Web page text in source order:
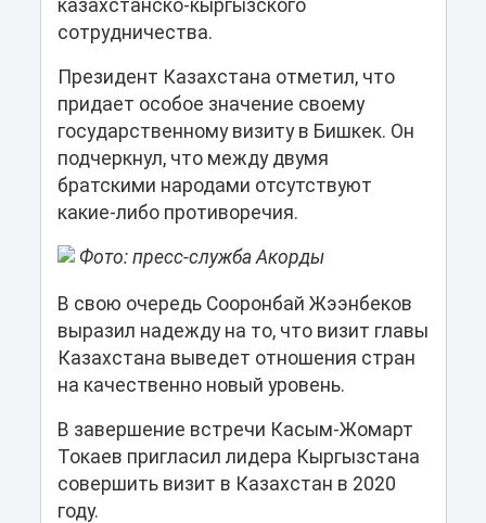
казахстанско-кыргызского
сотрудничества.
Президент Казахстана отметил, что
придает особое значение своему
государственному визиту в Бишкек. Он
подчеркнул, что между двумя
братскими народами отсутствуют
какие-либо противоречия.
Фото: пресс-служба Акорды
В свою очередь Сооронбай Жээнбеков
выразил надежду на то, что визит главы
Казахстана выведет отношения стран
на качественно новый уровень.
В завершение встречи Касым-Жомарт
Токаев пригласил лидера Кыргызстана
совершить визит в Казахстан в 2020
году.